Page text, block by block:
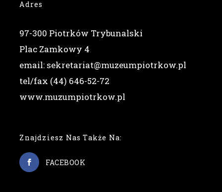
Adres
97-300 Piotrków Trybunalski
Plac Zamkowy 4
email: sekretariat@muzeumpiotrkow.pl
tel/fax (44) 646-52-72
www.muzumpiotrkow.pl
Znajdziesz Nas Także Na:
FACEBOOK